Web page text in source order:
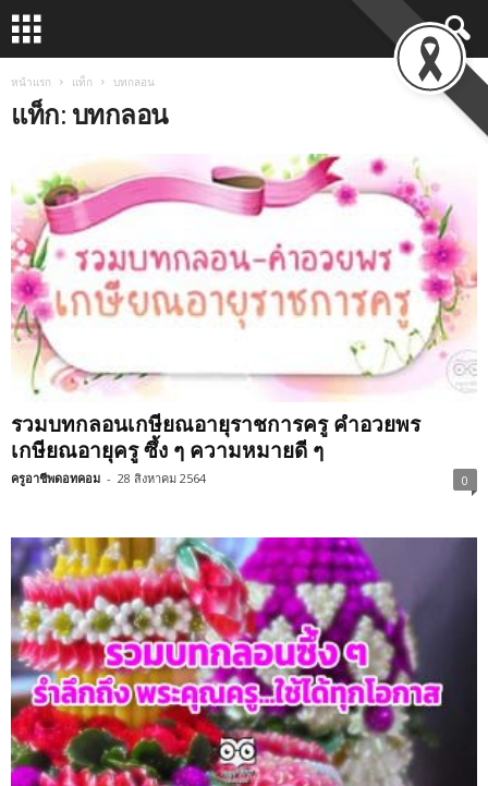
หน้าแรก แท็ก บทกลอน
แท็ก: บทกลอน
รวมบทกลอนเกษียณอายุราชการครู คำอวยพร
เกษียณอายุครู ซึ้ง ๆ ความหมายดี ๆ
ครูอาชีพดอทคอม - 28 สิงหาคม 2564 0